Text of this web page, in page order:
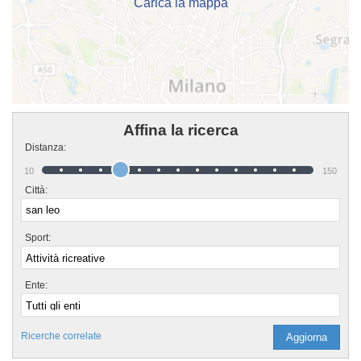
Carica la mappa
Affina la ricerca
Distanza:
10 150
Città:
Sport:
Ente:
Ricerche correlate